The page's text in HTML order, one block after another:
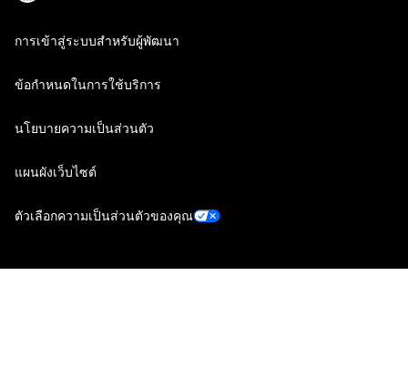
การเข้าสู่ระบบสำหรับผู้พัฒนา
ข้อกำหนดในการใช้บริการ
นโยบายความเป็นส่วนตัว
แผนผังเว็บไซต์
ตัวเลือกความเป็นส่วนตัวของคุณ